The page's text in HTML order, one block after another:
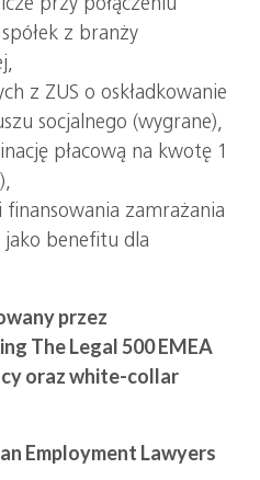
z branży
z ZUS o oskładkowanie
socjalnego (wygrane),
płacową na kwotę 1
zamrażania
benefitu dla
przez
The Legal 500 EMEA
oraz white-collar
Employment Lawyers